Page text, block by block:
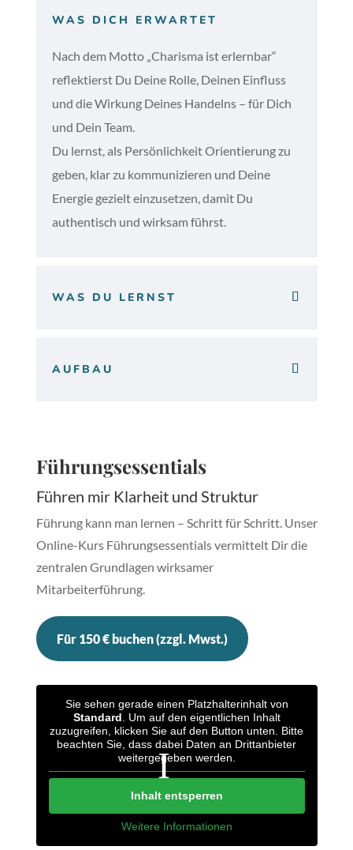
WAS DICH ERWARTET
Nach dem Motto „Charisma ist erlernbar“
reflektierst Du Deine Rolle, Deinen Einfluss
und die Wirkung Deines Handelns – für Dich
und Dein Team.
Du lernst, als Persönlichkeit Orientierung zu
geben, klar zu kommunizieren und Deine
Energie gezielt einzusetzen, damit Du
authentisch und wirksam führst.
WAS DU LERNST
AUFBAU
Führungsessentials
Führen mir Klarheit und Struktur
Führung kann man lernen – Schritt für Schritt. Unser
Online-Kurs Führungsessentials vermittelt Dir die
zentralen Grundlagen wirksamer
Mitarbeiterführung.
Für 150 € buchen (zzgl. Mwst.)
Sie sehen gerade einen Platzhalterinhalt von
Standard . Um auf den eigentlichen Inhalt
zuzugreifen, klicken Sie auf den Button unten. Bitte
beachten Sie, dass dabei Daten an Drittanbieter
weitergegeben werden.
Inhalt entsperren
Weitere Informationen